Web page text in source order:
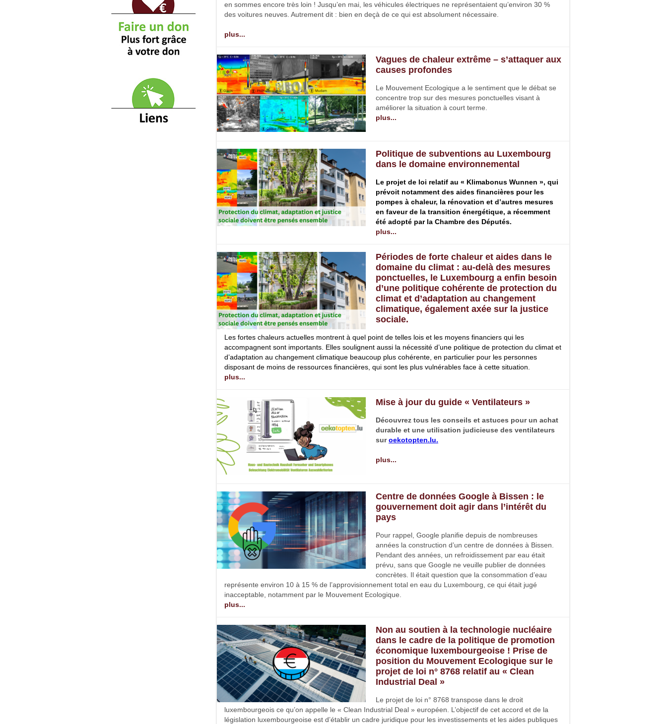
en sommes encore très loin ! Jusqu’en mai, les véhicules électriques ne représentaient qu’environ 30 %
des voitures neuves. Autrement dit : bien en deçà de ce qui est absolument nécessaire.
plus...
Vagues de chaleur extrême – s’attaquer aux
causes profondes
Le Mouvement Ecologique a le sentiment que le débat se
concentre trop sur des mesures ponctuelles visant à
améliorer la situation à court terme.
plus...
Politique de subventions au Luxembourg
dans le domaine environnemental
Le projet de loi relatif au « Klimabonus Wunnen », qui
prévoit notamment des aides financières pour les
pompes à chaleur, la rénovation et d’autres mesures
en faveur de la transition énergétique, a récemment
été adopté par la Chambre des Députés.
plus...
Périodes de forte chaleur et aides dans le
domaine du climat : au-delà des mesures
ponctuelles, le Luxembourg a enfin besoin
d’une politique cohérente de protection du
climat et d’adaptation au changement
climatique, également axée sur la justice
sociale.
Les fortes chaleurs actuelles montrent à quel point de telles lois et les moyens financiers qui les
accompagnent sont importants. Elles soulignent aussi la nécessité d’une politique de protection du climat et
d’adaptation au changement climatique beaucoup plus cohérente, en particulier pour les personnes
disposant de moins de ressources financières, qui sont les plus vulnérables face à cette situation.
plus...
Mise à jour du guide « Ventilateurs »
Découvrez tous les conseils et astuces pour un achat
durable et une utilisation judicieuse des ventilateurs
suroekotopten.lu.
plus...
Centre de données Google à Bissen : le
gouvernement doit agir dans l’intérêt du
pays
Pour rappel, Google planiﬁe depuis de nombreuses
années la construction d’un centre de données à Bissen.
Pendant des années, un refroidissement par eau était
prévu, sans que Google ne veuille publier de données
concrètes. Il était question que la consommation d’eau
représente environ 10 à 15 % de l’approvisionnement total en eau du Luxembourg, ce qui était jugé
inacceptable, notamment par le Mouvement Ecologique.
plus...
Non au soutien à la technologie nucléaire
dans le cadre de la politique de promotion
économique luxembourgeoise ! Prise de
position du Mouvement Ecologique sur le
projet de loi n° 8768 relatif au « Clean
Industrial Deal »
Le projet de loi n° 8768 transpose dans le droit
luxembourgeois ce qu’on appelle le « Clean Industrial Deal » européen. L’objectif de cet accord et de la
législation luxembourgeoise est d’établir un cadre juridique pour les investissements et les aides publiques